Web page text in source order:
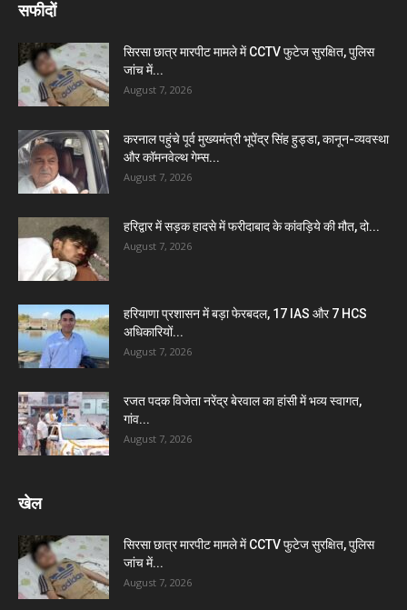
सफीदों
सिरसा छात्र मारपीट मामले में CCTV फुटेज सुरक्षित, पुलिस
जांच में...
August 7, 2026
करनाल पहुंचे पूर्व मुख्यमंत्री भूपेंद्र सिंह हुड्डा, कानून-व्यवस्था
और कॉमनवेल्थ गेम्स...
August 7, 2026
हरिद्वार में सड़क हादसे में फरीदाबाद के कांवड़िये की मौत, दो...
August 7, 2026
हरियाणा प्रशासन में बड़ा फेरबदल, 17 IAS और 7 HCS
अधिकारियों...
August 7, 2026
रजत पदक विजेता नरेंद्र बेरवाल का हांसी में भव्य स्वागत,
गांव...
August 7, 2026
खेल
सिरसा छात्र मारपीट मामले में CCTV फुटेज सुरक्षित, पुलिस
जांच में...
August 7, 2026